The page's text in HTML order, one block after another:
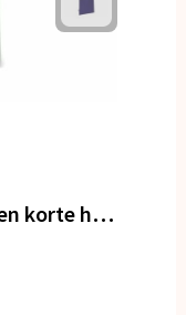
R-PET Draagtas non-woven korte handvatten 38 x 42cm 75g/m²